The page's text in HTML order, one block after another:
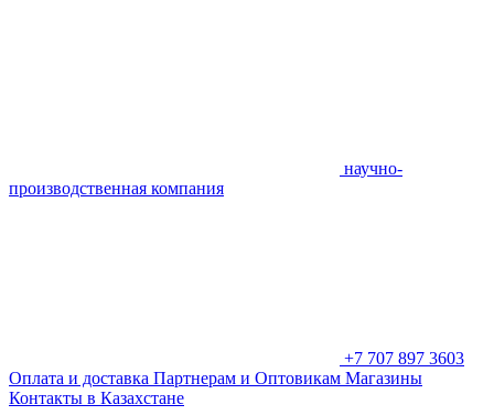
научно-
производственная компания
+7 707 897 3603
Оплата и доставка Партнерам и Оптовикам Магазины
Контакты в Казахстане